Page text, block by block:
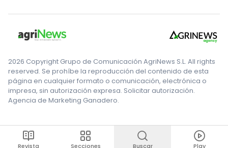
Revista Secciones Buscar Play
2026 Copyright Grupo de Comunicación AgriNews S.L. All rights
reserved. Se prohíbe la reproducción del contenido de esta
página en cualquier formato o comunicación, electrónica o
impresa, sin autorización expresa. Solicitar autorización.
Agencia de Marketing Ganadero.